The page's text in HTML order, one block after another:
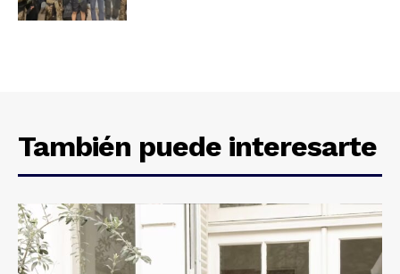
También puede interesarte